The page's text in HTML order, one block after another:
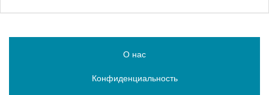
О нас
Конфиденциальность